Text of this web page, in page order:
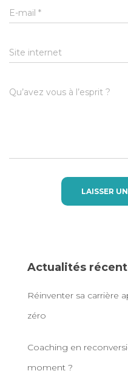
E-mail *
Site internet
Qu’avez vous à l’esprit ?
Actualités
Réinventer sa carrière
zéro
Coaching en
moment ?